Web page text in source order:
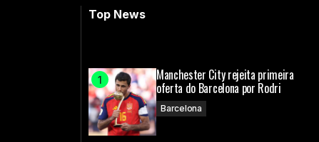
Top News
Manchester City rejeita primeira
oferta do Barcelona por Rodri
Barcelona